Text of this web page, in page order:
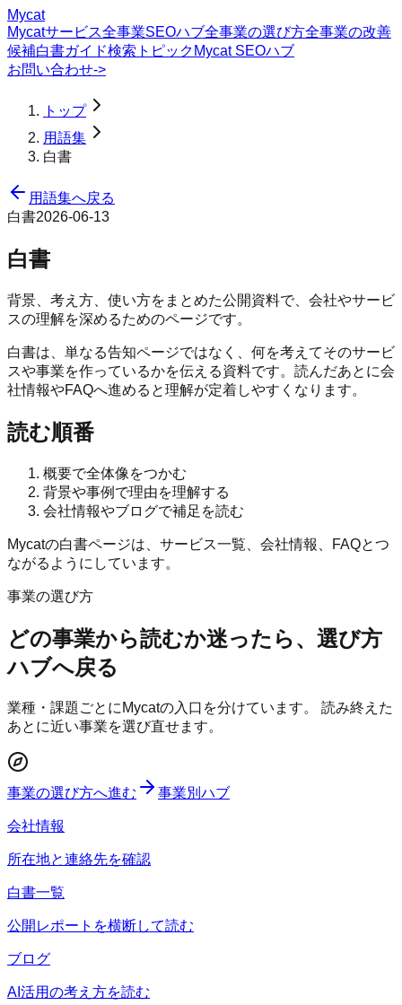
Mycat
Mycatサービス全事業SEOハブ全事業の選び方全事業の改善
候補白書ガイド検索トピック Mycat SEOハブ
お問い合わせ->
トップ
用語集
白書
用語集へ戻る
白書2026-06-13
白書
背景、考え方、使い方をまとめた公開資料で、会社やサービ
スの理解を深めるためのページです。
白書は、単なる告知ページではなく、何を考えてそのサービ
スや事業を作っているかを伝える資料です。読んだあとに会
社情報やFAQへ進めると理解が定着しやすくなります。
読む順番
概要で全体像をつかむ
背景や事例で理由を理解する
会社情報やブログで補足を読む
Mycatの白書ページは、サービス一覧、会社情報、FAQとつ
ながるようにしています。
事業の選び方
どの事業から読むか迷ったら、選び方
ハブへ戻る
業種・課題ごとにMycatの入口を分けています。 読み終えた
あとに近い事業を選び直せます。
事業の選び方へ進む 事業別ハブ
会社情報
所在地と連絡先を確認
白書一覧
公開レポートを横断して読む
ブログ
AI活用の考え方を読む